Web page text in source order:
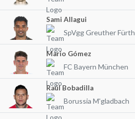
Sami Allagui
SpVgg Greuther Fürth
Mario Gómez
FC Bayern München
Raúl Bobadilla
Borussia M'gladbach